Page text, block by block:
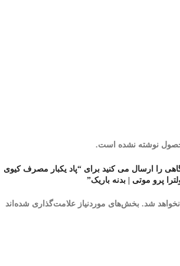
نوشته نشده است.
را ارسال می کنید برای “پاد یکبار مصرف کیوی
شد. بخش‌های موردنیاز علامت‌گذاری شده‌اند